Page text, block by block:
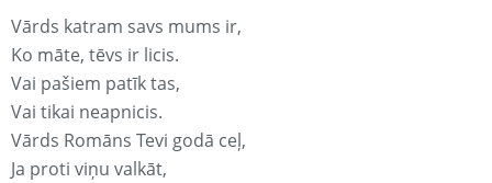
Vārds katram savs mums ir,
Ko māte, tēvs ir licis.
Vai pašiem patīk tas,
Vai tikai neapnicis.
Vārds Romāns Tevi godā ceļ,
Ja proti viņu valkāt,